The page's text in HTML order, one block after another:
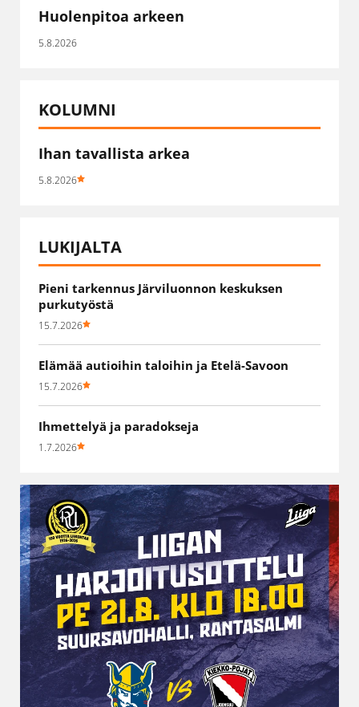
Huolenpitoa arkeen
5.8.2026
KOLUMNI
Ihan tavallista arkea
5.8.2026
LUKIJALTA
Pieni tarkennus Järviluonnon keskuksen
purkutyöstä
15.7.2026
Elämää autioihin taloihin ja Etelä-Savoon
15.7.2026
Ihmettelyä ja paradokseja
1.7.2026